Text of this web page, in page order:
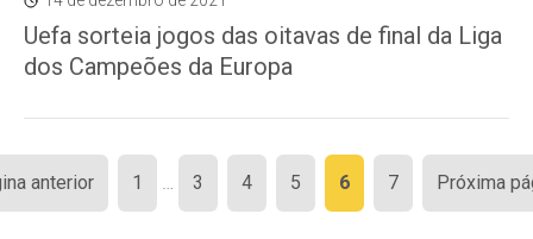
Uefa sorteia jogos das oitavas de final da Liga
dos Campeões da Europa
Paginação
de
anterior 1 … 3 4 5 6 7 Próxima